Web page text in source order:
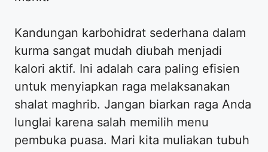
Kandungan karbohidrat sederhana dalam
kurma sangat mudah diubah menjadi
kalori aktif. Ini adalah cara paling efisien
untuk menyiapkan raga melaksanakan
shalat maghrib. Jangan biarkan raga Anda
lunglai karena salah memilih menu
pembuka puasa. Mari kita muliakan tubuh